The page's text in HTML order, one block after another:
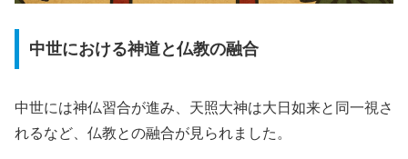
中世における神道と仏教の融合
中世には神仏習合が進み、天照大神は大日如来と同一視さ
れるなど、仏教との融合が見られました。